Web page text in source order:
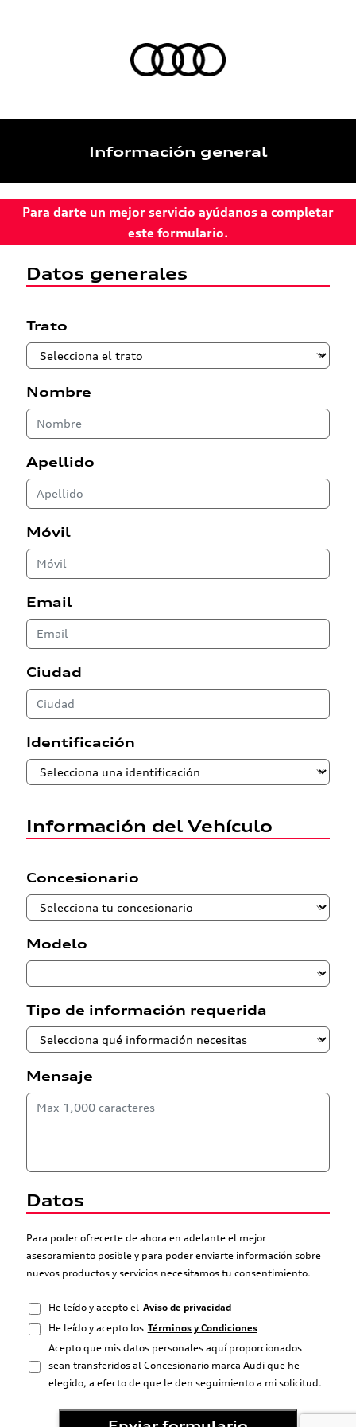
Información general
Para darte un mejor servicio ayúdanos a completar
este formulario.
Datos generales
Trato
Nombre
Apellido
Móvil
Email
Ciudad
Identificación
Información del Vehículo
Concesionario
Modelo
Tipo de información requerida
Mensaje
Datos
Para poder ofrecerte de ahora en adelante el mejor
asesoramiento posible y para poder enviarte información sobre
nuevos productos y servicios necesitamos tu consentimiento.
He leído y acepto el Aviso de privacidad
He leído y acepto los Términos y Condiciones
Acepto que mis datos personales aquí proporcionados
sean transferidos al Concesionario marca Audi que he
elegido, a efecto de que le den seguimiento a mi solicitud.